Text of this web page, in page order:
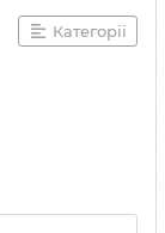
Категорії